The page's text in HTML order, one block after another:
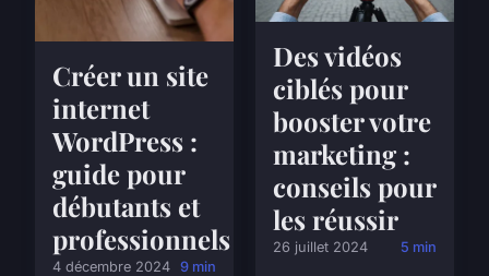
Créer un site
internet
WordPress :
guide pour
débutants et
professionnels
4 décembre 2024 9 min
Des vidéos
ciblés pour
booster votre
marketing :
conseils pour
les réussir
26 juillet 2024 5 min